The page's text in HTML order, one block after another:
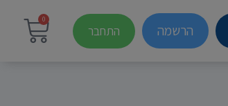
הרשמה התחבר
0